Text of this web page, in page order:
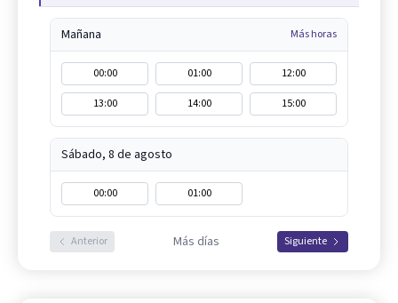
Mañana Más horas
00:00 01:00
12:00
13:00
14:00 15:00
Sábado, 8 de agosto
00:00 01:00
Anterior Más días Siguiente